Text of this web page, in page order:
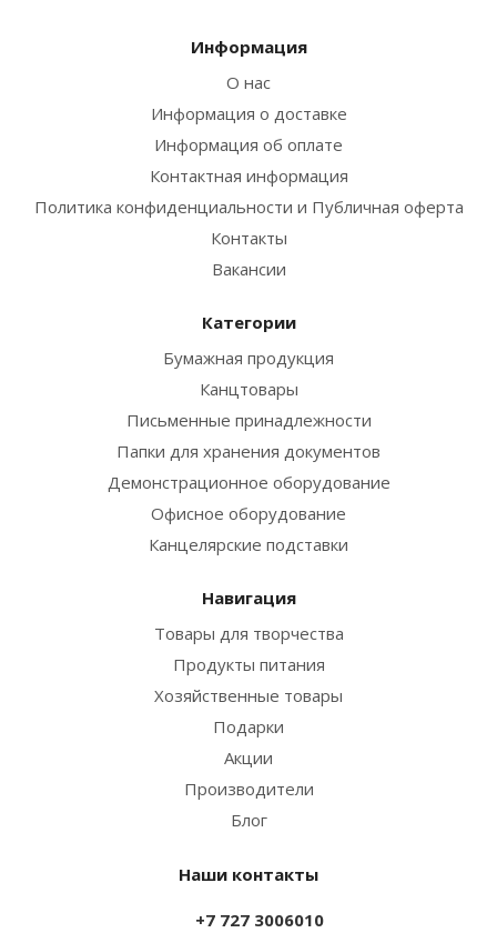
Информация
О нас
Информация о доставке
Информация об оплате
Контактная информация
Политика конфиденциальности и Публичная оферта
Контакты
Вакансии
Категории
Бумажная продукция
Канцтовары
Письменные принадлежности
Папки для хранения документов
Демонстрационное оборудование
Офисное оборудование
Канцелярские подставки
Навигация
Товары для творчества
Продукты питания
Хозяйственные товары
Подарки
Акции
Производители
Блог
Наши контакты
+7 727 3006010